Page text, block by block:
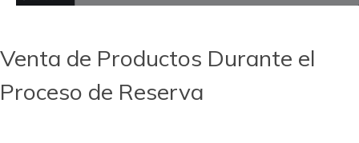
Venta de Productos Durante el
Proceso de Reserva